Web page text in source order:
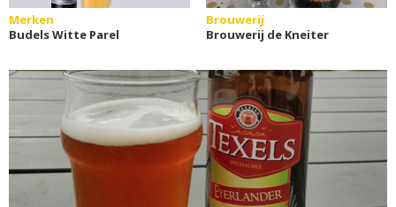
Merken
Budels Witte Parel
Brouwerij
Brouwerij de Kneiter